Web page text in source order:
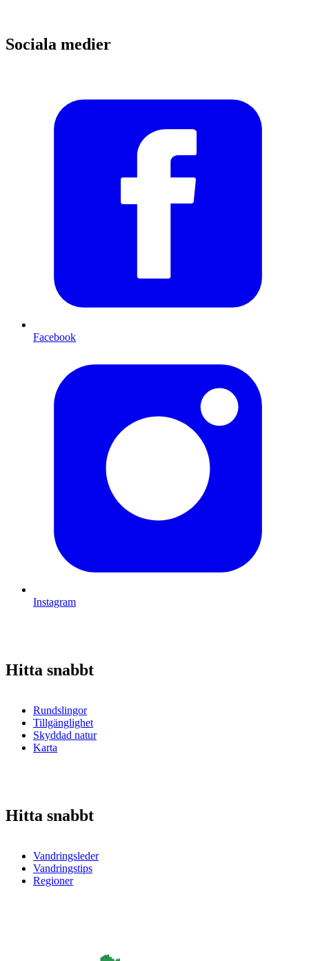
Sociala medier
Facebook
Instagram
Hitta snabbt
Rundslingor
Tillgänglighet
Skyddad natur
Karta
Hitta snabbt
Vandringsleder
Vandringstips
Regioner